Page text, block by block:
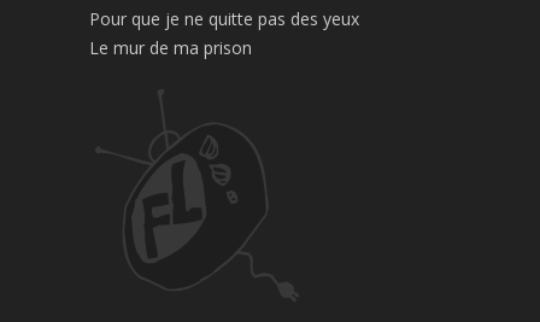
Pour que je ne quitte pas des yeux
Le mur de ma prison